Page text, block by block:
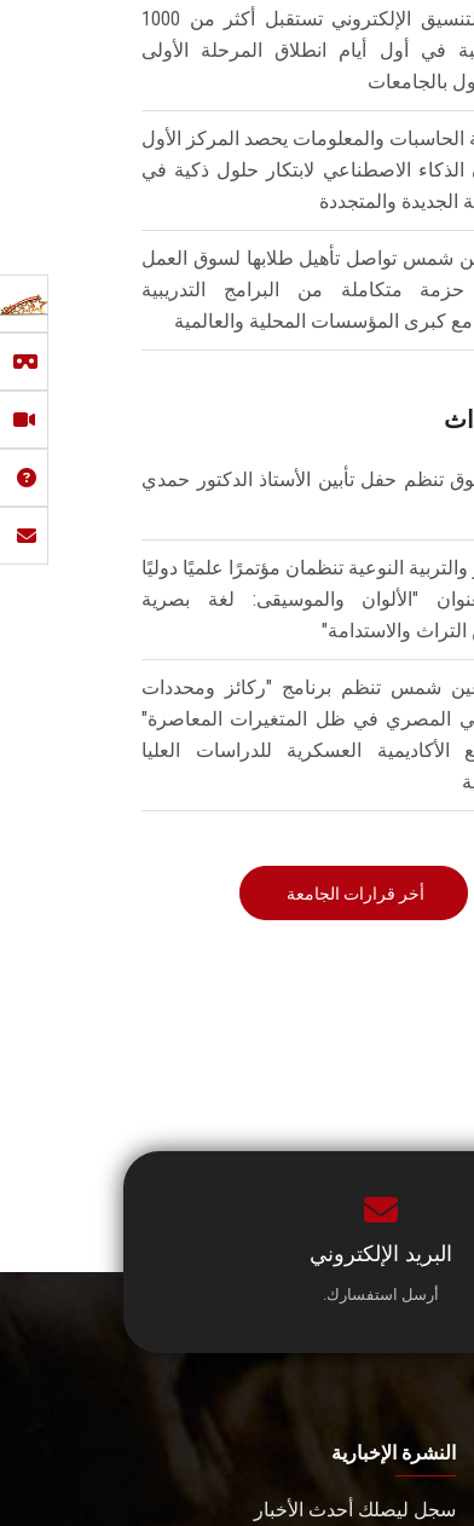
معامل التنسيق الإلكتروني تستقبل أكثر من 1000
في أول أيام انطلاق المرحلة الأولى
بالجامعات
الحاسبات والمعلومات يحصد المركز الأول
الاصطناعي لابتكار حلول ذكية في
الجديدة والمتجددة
شمس تواصل تأهيل طلابها لسوق العمل
متكاملة من البرامج التدريبية
كبرى المؤسسات المحلية والعالمية
تنظم حفل تأبين الأستاذ الدكتور حمدي
والتربية النوعية تنظمان مؤتمرًا علميًا دوليًا
"الألوان والموسيقى: لغة بصرية
والاستدامة"
شمس تنظم برنامج "ركائز ومحددات
المصري في ظل المتغيرات المعاصرة"
الأكاديمية العسكرية للدراسات العليا
أخر قرارات الجامعة
البريد الإلكتروني
أرسل استفسارك.
النشرة الإخبارية
سجل ليصلك أحدث الأخبار